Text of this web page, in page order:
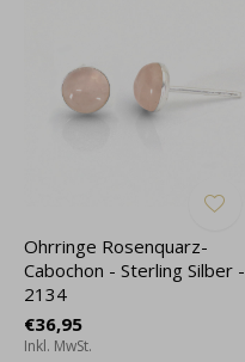
Ohrringe Rosenquarz-
Cabochon - Sterling Silber -
2134
€36,95
Inkl. MwSt.